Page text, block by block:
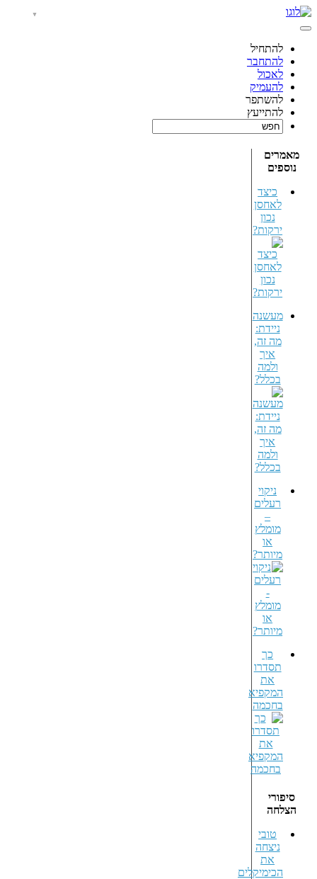
להתחיל
להתחבר
לאכול
להעמיק
להשתפר
להתייעץ
מאמרים
נוספים
כיצד
לאחסן
נכון
ירקות?
מעשנה
ניידת:
מה זה,
איך
ולמה
בכלל?
ניקוי
רעלים
–
מומלץ
או
מיותר?
כך
תסדרו
את
המקפיא
בחכמה
סיפורי
הצלחה
טובי
ניצחה
את
הכימיקלים